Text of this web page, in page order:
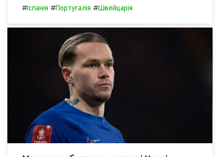
#Іспанія #Португалія #Швейцарія